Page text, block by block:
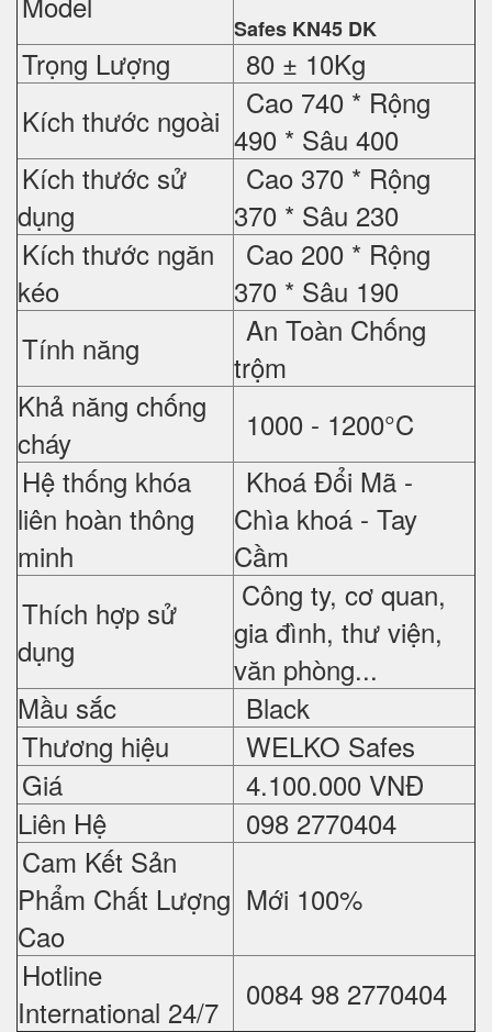
Safes KN45 DK
Trọng Lượng
80 ± 10Kg
Kích thước ngoài
Cao 740 * Rộng
490 * Sâu 400
Kích thước sử
dụng
Cao 370 * Rộng
370 * Sâu 230
Kích thước ngăn
kéo
Cao 200 * Rộng
370 * Sâu 190
Tính năng
An Toàn Chống
trộm
Khả năng chống
cháy
1000 - 1200°C
Hệ thống khóa
liên hoàn thông
minh
Khoá Đổi Mã -
Chìa khoá - Tay
Cầm
Thích hợp sử
dụng
Công ty, cơ quan,
gia đình, thư viện,
văn phòng...
Mầu sắc
Black
Thương hiệu
WELKO Safes
Giá
4.100.000 VNĐ
Liên Hệ
098 2770404
Cam Kết Sản
Phẩm Chất Lượng
Cao
Mới 100%
Hotline
International 24/7
0084 98 2770404